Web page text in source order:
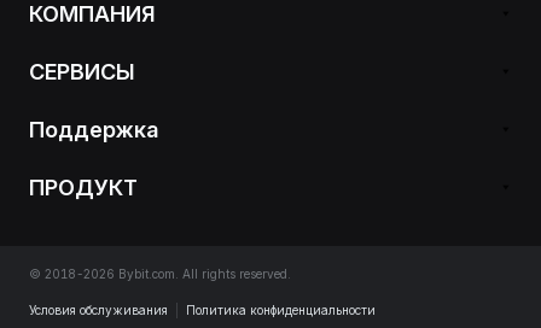
КОМПАНИЯ
СЕРВИСЫ
Поддержка
ПРОДУКТ
© 2018-2026 Bybit.com. All rights reserved.
Условия обслуживания Политика конфиденциальности